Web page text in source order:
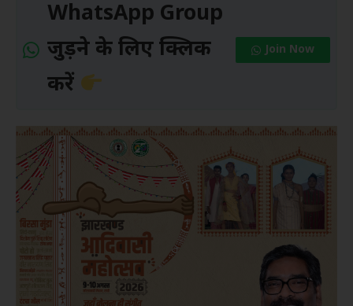
WhatsApp Group
जुड़ने के लिए क्लिक
करें
Join Now